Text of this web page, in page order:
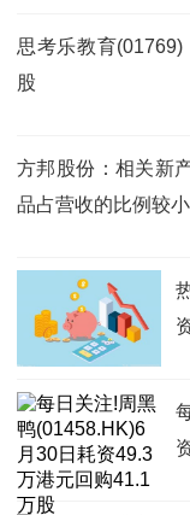
思考乐教育
股
方邦股份：相关新
品占营收的比例较小